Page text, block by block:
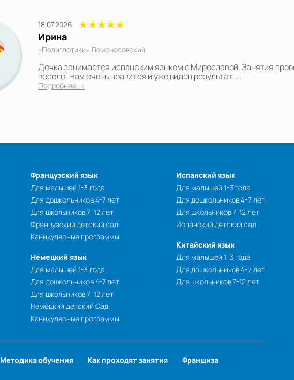
18.07.2026
Ирина
«Полиглотики» Ломоносовский
Дочка занимается испанским языком с Мирославой. Занятия
весело. Нам очень нравится и уже виден результат. ...
Подробнее →
Французский язык
Для малышей 1-3 года
Для дошкольников 4-7 лет
Для школьников 7-12 лет
Французский детский сад
Каникулярные программы
Немецкий язык
Для малышей 1-3 года
Для дошкольников 4-7 лет
Для школьников 7-12 лет
Немецкий детский Сад
Каникулярные программы
Испанский язык
Для малышей 1-3 года
Для дошкольников 4-7 лет
Для школьников 7-12 лет
Испанский детский сад
Китайский язык
Для малышей 1-3 года
Для дошкольников 4-7 лет
Для школьников 7-12 лет
Методика обучения Как проходят занятия Франшиза